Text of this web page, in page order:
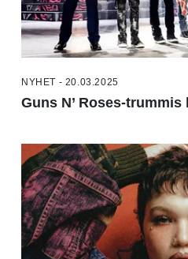
NYHET - 20.03.2025
Guns N’ Roses-